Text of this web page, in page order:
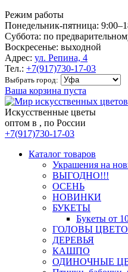
Режим работы
Понедельник-пятница:
Суббота: по
Воскресенье: выходной
Адрес: ул. Репина, 4
Тел.: +7(917)730-17-03
Выбрать город:
Ваша корзина пуста
Искусственные цветы
оптом в , по России
+7(917)730-17-03
Каталог товаров
Украшения на
ВЫГОДНО!!!
ОСЕНЬ
НОВИНКИ
БУКЕТЫ
Букеты от
ГОЛОВЫ
ДЕРЕВЬЯ
КАШПО
ОДИНОЧНЫЕ